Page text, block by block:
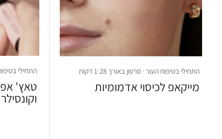
התחילי בטיפוח העור · סרטון באורך 1:28 דקות
מייקאפ לכיסוי אדמומיות
התחילי בטיפוח
טאץ' אפ
וקונסילר